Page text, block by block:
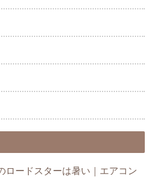
ロードスターは暑い｜エアコン